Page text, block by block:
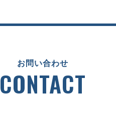
お問い合わせ
CONTACT